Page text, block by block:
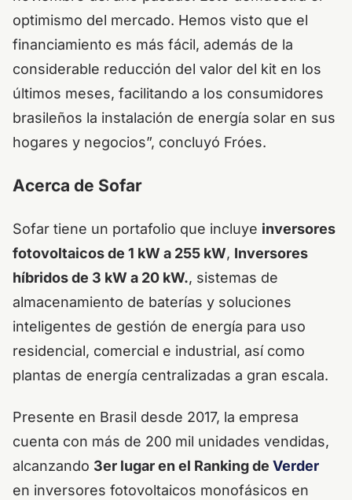
optimismo del mercado. Hemos visto que el
financiamiento es más fácil, además de la
considerable reducción del valor del kit en los
últimos meses, facilitando a los consumidores
brasileños la instalación de energía solar en sus
hogares y negocios”, concluyó Fróes.
Acerca de Sofar
Sofar tiene un portafolio que incluye inversores
fotovoltaicos de 1 kW a 255 kW, Inversores
híbridos de 3 kW a 20 kW., sistemas de
almacenamiento de baterías y soluciones
inteligentes de gestión de energía para uso
residencial, comercial e industrial, así como
plantas de energía centralizadas a gran escala.
Presente en Brasil desde 2017, la empresa
cuenta con más de 200 mil unidades vendidas,
alcanzando 3er lugar en el Ranking de Verder
en inversores fotovoltaicos monofásicos en